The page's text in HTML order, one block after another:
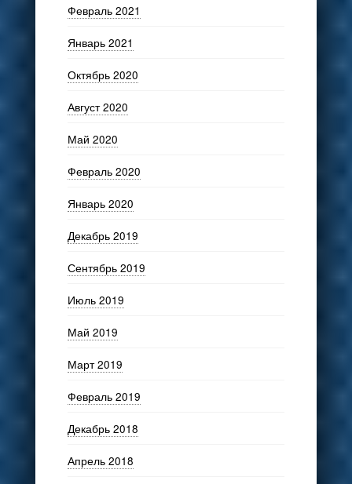
Февраль 2021
Январь 2021
Октябрь 2020
Август 2020
Май 2020
Февраль 2020
Январь 2020
Декабрь 2019
Сентябрь 2019
Июль 2019
Май 2019
Март 2019
Февраль 2019
Декабрь 2018
Апрель 2018